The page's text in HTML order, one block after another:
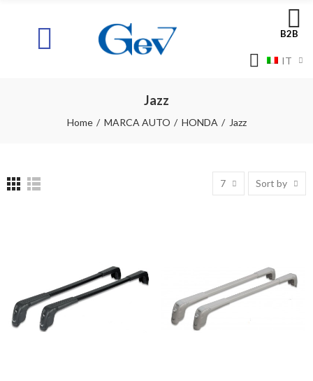
B2B
IT
Jazz
Home MARCA AUTO HONDA Jazz
7 Sort by